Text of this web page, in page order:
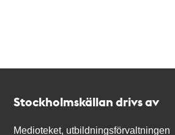
Stockholmskällan drivs av
Medioteket, utbildningsförvaltningen